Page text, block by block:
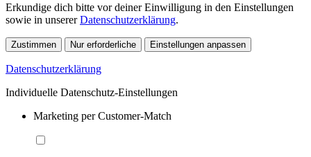
Erkundige dich bitte vor deiner Einwilligung in den Einstellungen
sowie in unsererDatenschutzerklärung.
Zustimmen Nur erforderliche Einstellungen anpassen
Datenschutzerklärung
Individuelle Datenschutz-Einstellungen
Marketing per Customer-Match